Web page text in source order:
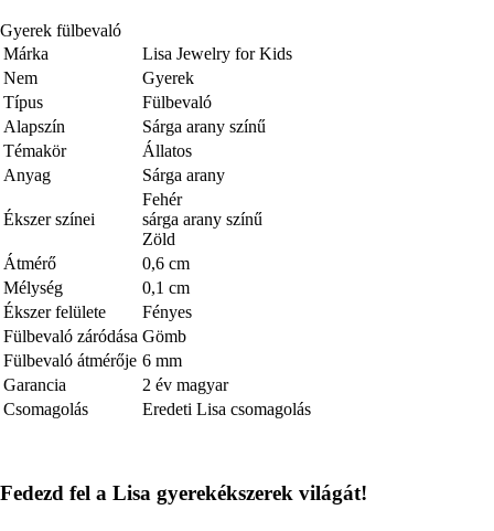
Gyerek fülbevaló
Márka
Lisa Jewelry for Kids
Nem
Gyerek
Típus
Fülbevaló
Alapszín
Sárga arany színű
Témakör
Állatos
Anyag
Sárga arany
Ékszer színei
Fehér
sárga arany színű
Zöld
Átmérő
0,6 cm
Mélység
0,1 cm
Ékszer felülete
Fényes
Fülbevaló záródása Gömb
Fülbevaló átmérője 6 mm
Garancia
2 év magyar
Csomagolás
Eredeti Lisa csomagolás
Fedezd fel a Lisa gyerekékszerek világát!